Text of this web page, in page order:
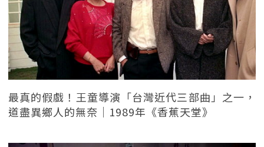
最真的假戲！王童導演「台灣近代三部曲」之一，
道盡異鄉人的無奈｜1989年《香蕉天堂》